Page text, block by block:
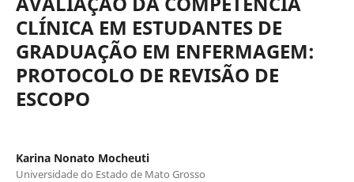
CLÍNICA EM ESTUDANTES DE
GRADUAÇÃO EM ENFERMAGEM:
PROTOCOLO DE REVISÃO DE
ESCOPO
Karina Nonato Mocheuti
Universidade do Estado de Mato Grosso